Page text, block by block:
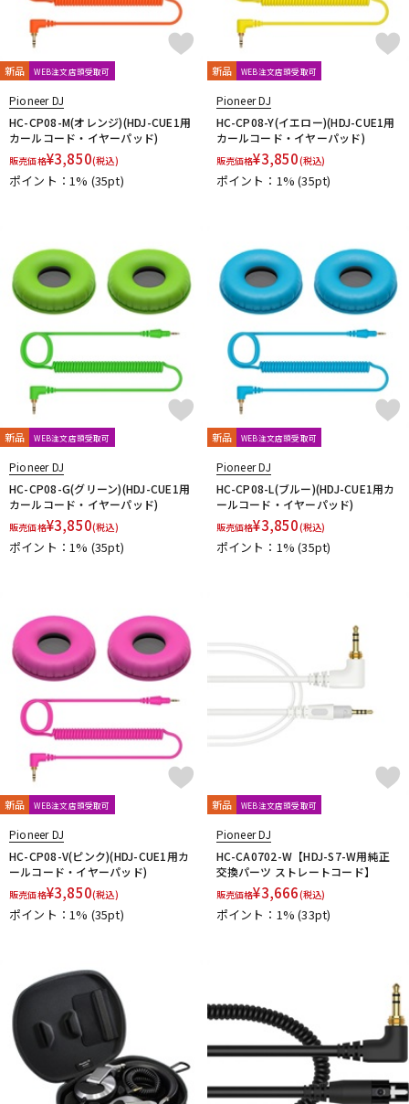
新品 WEB注文店頭受取可
Pioneer DJ
HC-CP08-M(オレンジ)(HDJ-CUE1用
カールコード・イヤーパッド)
販売価格¥3,850(税込)
ポイント：1% (35pt)
新品 WEB注文店頭受取可
Pioneer DJ
HC-CP08-Y(イエロー)(HDJ-CUE1用
カールコード・イヤーパッド)
販売価格¥3,850(税込)
ポイント：1%(35pt)
新品 WEB注文店頭受取可
Pioneer DJ
HC-CP08-G(グリーン)(HDJ-CUE1用
カールコード・イヤーパッド)
販売価格¥3,850(税込)
ポイント：1% (35pt)
新品 WEB注文店頭受取可
Pioneer DJ
HC-CP08-L(ブルー)(HDJ-CUE1用カ
ールコード・イヤーパッド)
販売価格¥3,850(税込)
ポイント：1%(35pt)
新品 WEB注文店頭受取可
Pioneer DJ
HC-CP08-V(ピンク)(HDJ-CUE1用カ
ールコード・イヤーパッド)
販売価格¥3,850(税込)
ポイント：1% (35pt)
新品 WEB注文店頭受取可
Pioneer DJ
HC-CA0702-W【HDJ-S7-W用純正
交換パーツ ストレートコード】
販売価格¥3,666(税込)
ポイント：1%(33pt)